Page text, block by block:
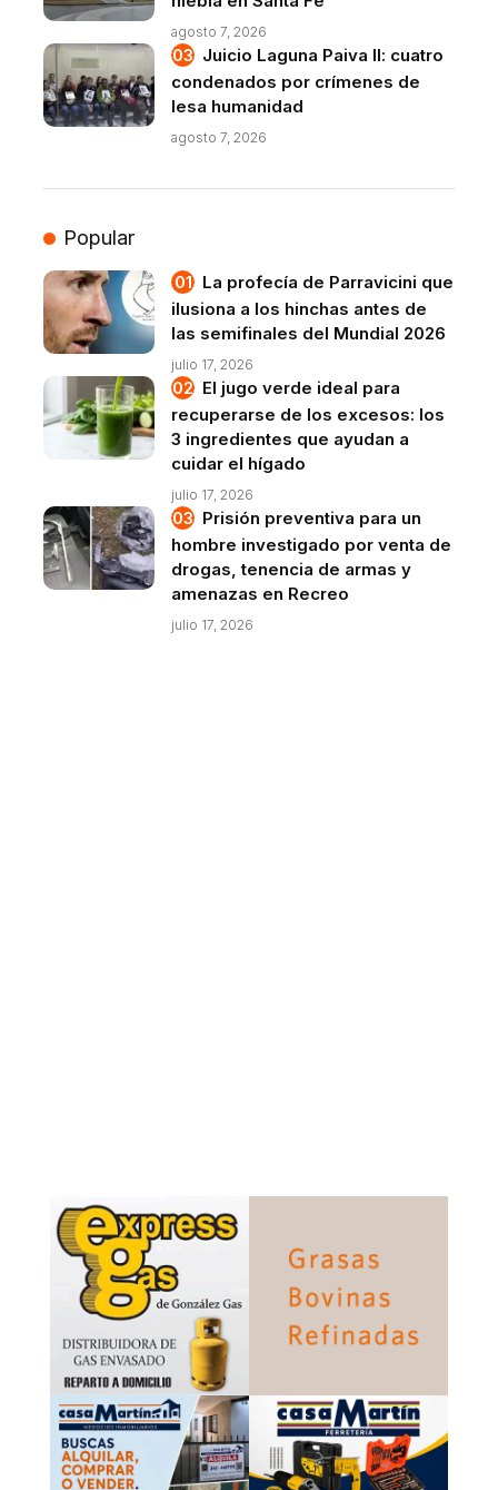
agosto 7, 2026
Juicio Laguna Paiva II: cuatro
condenados por crímenes de
lesa humanidad
agosto 7, 2026
Popular
La profecía de Parravicini que
ilusiona a los hinchas antes de
las semifinales del Mundial 2026
julio 17, 2026
El jugo verde ideal para
recuperarse de los excesos: los
3 ingredientes que ayudan a
cuidar el hígado
julio 17, 2026
Prisión preventiva para un
hombre investigado por venta de
drogas, tenencia de armas y
amenazas en Recreo
julio 17, 2026